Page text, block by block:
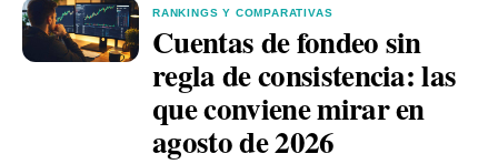
RANKINGS Y COMPARATIVAS
Cuentas de fondeo sin
regla de consistencia: las
que conviene mirar en
agosto de 2026